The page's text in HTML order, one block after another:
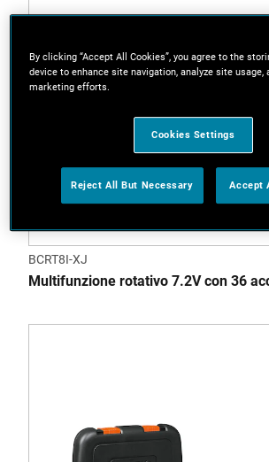
BCRT8I-XJ
Multifunzione rotativo 7.2V con 36
By clicking “Accept All Cookies”, you agree to the
device to enhance site navigation, analyze site usage,
marketing efforts.
Cookies Settings
Reject All But Necessary Accept